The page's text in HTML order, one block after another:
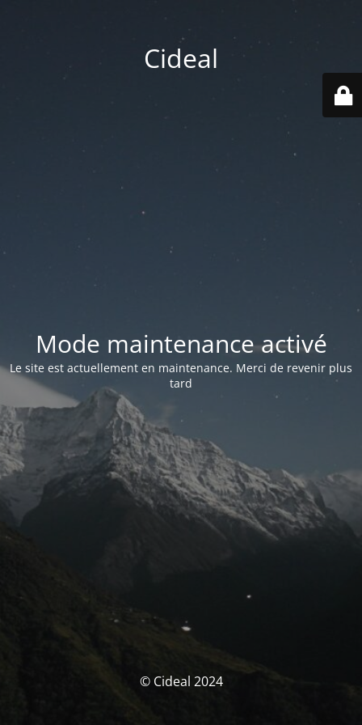
Cideal
Mode maintenance activé
Le site est actuellement en maintenance. Merci de revenir plus
tard
© Cideal 2024